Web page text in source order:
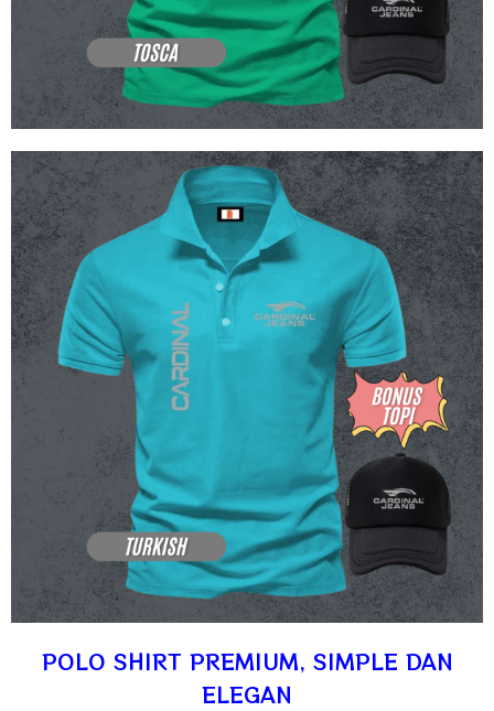
POLO SHIRT PREMIUM, SIMPLE DAN
ELEGAN